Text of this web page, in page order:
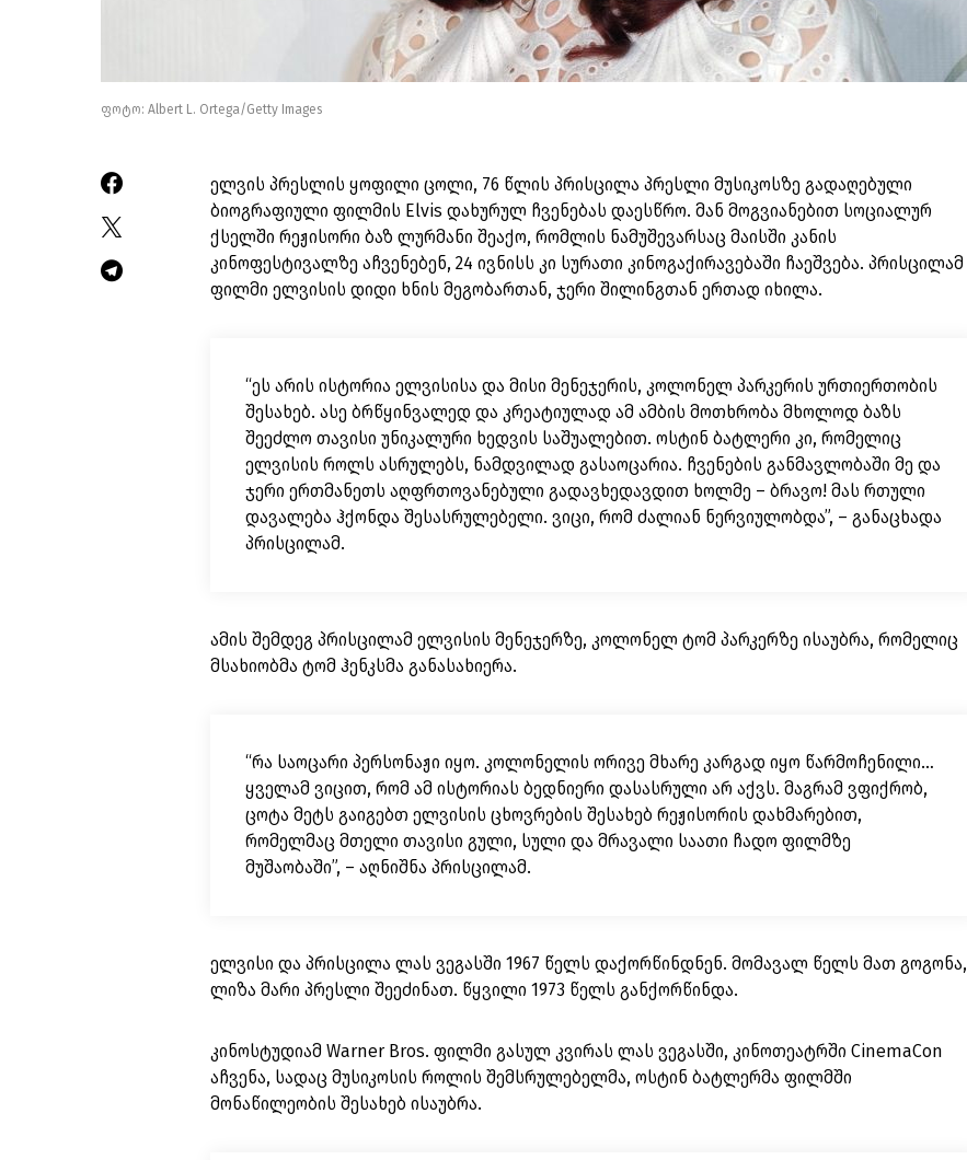
ფოტო: Albert L. Ortega/Getty Images
ელვის პრესლის ყოფილი ცოლი, 76 წლის პრისცილა პრესლი მუსიკოსზე გადაღებული
ბიოგრაფიული ფილმის Elvis დახურულ ჩვენებას დაესწრო. მან მოგვიანებით სოციალურ
ქსელში რეჟისორი ბაზ ლურმანი შეაქო, რომლის ნამუშევარსაც მაისში კანის
კინოფესტივალზე აჩვენებენ, 24 ივნისს კი სურათი კინოგაქირავებაში ჩაეშვება. პრისცილამ
ფილმი ელვისის დიდი ხნის მეგობართან, ჯერი შილინგთან ერთად იხილა.
“ეს არის ისტორია ელვისისა და მისი მენეჯერის, კოლონელ პარკერის ურთიერთობის
შესახებ. ასე ბრწყინვალედ და კრეატიულად ამ ამბის მოთხრობა მხოლოდ ბაზს
შეეძლო თავისი უნიკალური ხედვის საშუალებით. ოსტინ ბატლერი კი, რომელიც
ელვისის როლს ასრულებს, ნამდვილად გასაოცარია. ჩვენების განმავლობაში მე და
ჯერი ერთმანეთს აღფრთოვანებული გადავხედავდით ხოლმე – ბრავო! მას რთული
დავალება ჰქონდა შესასრულებელი. ვიცი, რომ ძალიან ნერვიულობდა”, – განაცხადა
პრისცილამ.
ამის შემდეგ პრისცილამ ელვისის მენეჯერზე, კოლონელ ტომ პარკერზე ისაუბრა, რომელიც
მსახიობმა ტომ ჰენკსმა განასახიერა.
“რა საოცარი პერსონაჟი იყო. კოლონელის ორივე მხარე კარგად იყო წარმოჩენილი…
ყველამ ვიცით, რომ ამ ისტორიას ბედნიერი დასასრული არ აქვს. მაგრამ ვფიქრობ,
ცოტა მეტს გაიგებთ ელვისის ცხოვრების შესახებ რეჟისორის დახმარებით,
რომელმაც მთელი თავისი გული, სული და მრავალი საათი ჩადო ფილმზე
მუშაობაში”, – აღნიშნა პრისცილამ.
ელვისი და პრისცილა ლას ვეგასში 1967 წელს დაქორწინდნენ. მომავალ წელს მათ გოგონა,
ლიზა მარი პრესლი შეეძინათ. წყვილი 1973 წელს განქორწინდა.
კინოსტუდიამ Warner Bros. ფილმი გასულ კვირას ლას ვეგასში, კინოთეატრში CinemaCon
აჩვენა, სადაც მუსიკოსის როლის შემსრულებელმა, ოსტინ ბატლერმა ფილმში
მონაწილეობის შესახებ ისაუბრა.